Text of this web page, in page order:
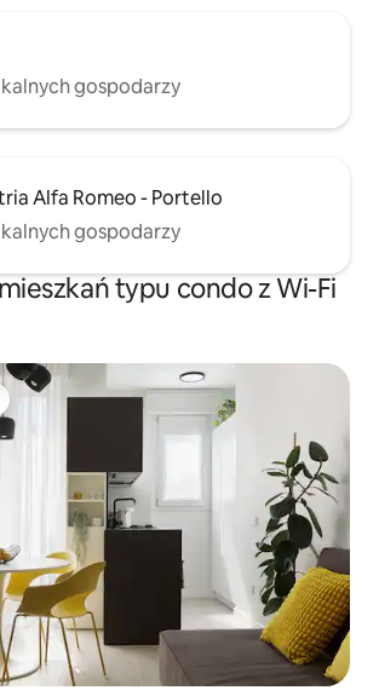
gospodarzy
Alfa Romeo - Portello
gospodarzy
typu condo z Wi-Fi
z kategorii Wybór gości